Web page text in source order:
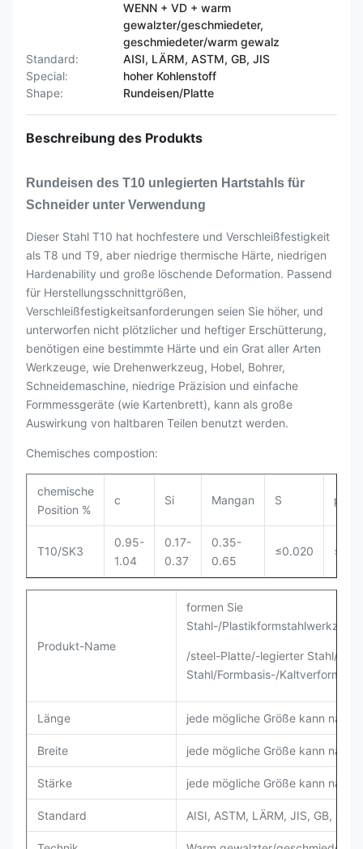
WENN + VD + warm
gewalzter/geschmiedeter,
geschmiedeter/warm gewalz
Standard:
AISI, LÄRM, ASTM, GB, JIS
Special:
hoher Kohlenstoff
Shape:
Rundeisen/Platte
Beschreibung des Produkts
Rundeisen des T10 unlegierten Hartstahls für
Schneider unter Verwendung
Dieser Stahl T10 hat hochfestere und Verschleißfestigkeit
als T8 und T9, aber niedrige thermische Härte, niedrigen
Hardenability und große löschende Deformation. Passend
für Herstellungsschnittgrößen,
Verschleißfestigkeitsanforderungen seien Sie höher, und
unterworfen nicht plötzlicher und heftiger Erschütterung,
benötigen eine bestimmte Härte und ein Grat aller Arten
Werkzeuge, wie Drehenwerkzeug, Hobel, Bohrer,
Schneidemaschine, niedrige Präzision und einfache
Formmessgeräte (wie Kartenbrett), kann als große
Auswirkung von haltbaren Teilen benutzt werden.
Chemisches compostion:
chemische
Position %
c Si Mangan S p
T10/SK3
0.95-
1.04
0.17-
0.37
0.35-
0.65
≤0.020
Produkt-Name
formen Sie
Stahl-/
/steel-Platte/-legierter Stahl/
Stahl/Formbasis-/
Länge jede mögliche Größe kann nach
Breite jede mögliche Größe kann nach
Stärke jede mögliche Größe kann nach
Standard AISI, ASTM, LÄRM, JIS, GB, JIS,